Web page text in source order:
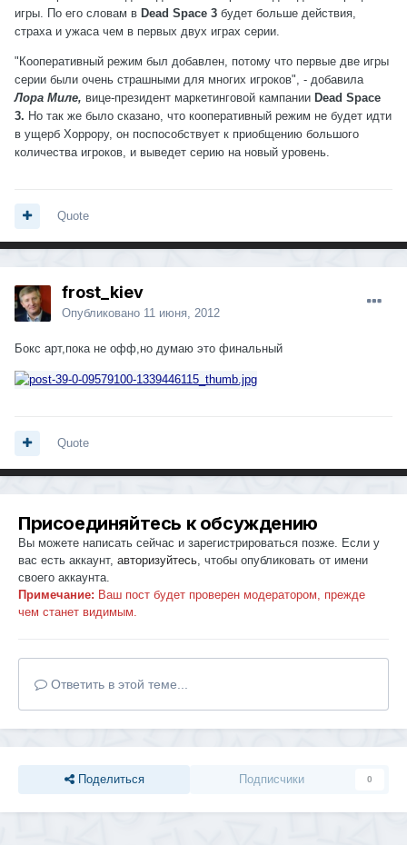
игры. По его словам в Dead Space 3 будет больше действия,
страха и ужаса чем в первых двух играх серии.
"Кооперативный режим был добавлен, потому что первые две игры
серии были очень страшными для многих игроков", - добавила
Лора Миле, вице-президент маркетинговой кампании Dead Space
3. Но так же было сказано, что кооперативный режим не будет идти
в ущерб Хоррору, он поспособствует к приобщению большого
количества игроков, и выведет серию на новый уровень.
Quote
frost_kiev
Опубликовано 11 июня, 2012
Бокс арт,пока не офф,но думаю это финальный
Quote
Присоединяйтесь к обсуждению
Вы можете написать сейчас и зарегистрироваться позже. Если у
вас есть аккаунт, авторизуйтесь, чтобы опубликовать от имени
своего аккаунта.
Примечание: Ваш пост будет проверен модератором, прежде
чем станет видимым.
Ответить в этой теме...
Поделиться Подписчики 0